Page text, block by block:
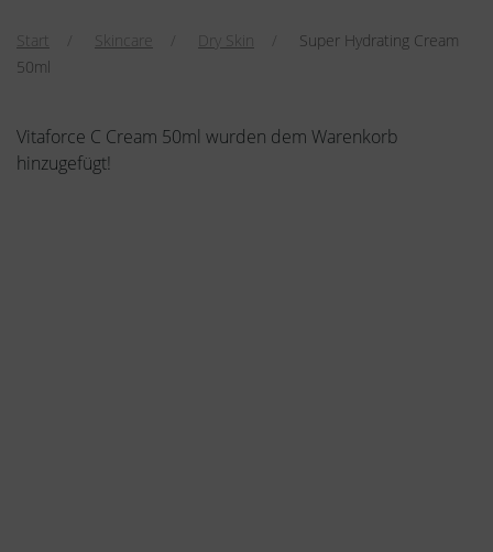
Start Skincare Dry Skin
Super Hydrating Cream
50ml
Vitaforce C Cream 50ml wurden dem Warenkorb
hinzugefügt!